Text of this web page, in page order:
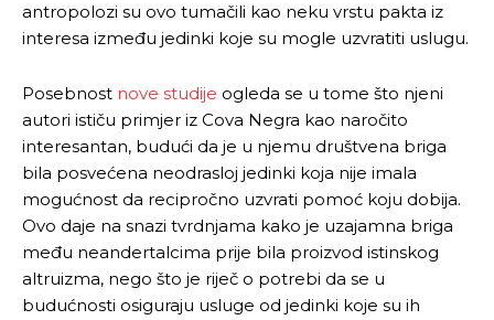
antropolozi su ovo tumačili kao neku vrstu pakta iz
interesa između jedinki koje su mogle uzvratiti uslugu.
Posebnost nove studije ogleda se u tome što njeni
autori ističu primjer iz Cova Negra kao naročito
interesantan, budući da je u njemu društvena briga
bila posvećena neodrasloj jedinki koja nije imala
mogućnost da recipročno uzvrati pomoć koju dobija.
Ovo daje na snazi tvrdnjama kako je uzajamna briga
među neandertalcima prije bila proizvod istinskog
altruizma, nego što je riječ o potrebi da se u
budućnosti osiguraju usluge od jedinki koje su ih